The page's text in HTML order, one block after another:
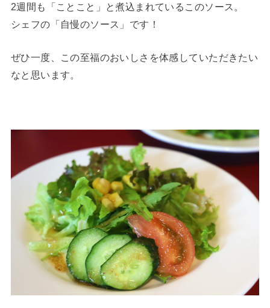
2週間も「ことこと」と煮込まれているこのソース。
シェフの「自慢のソース」です！
ぜひ一度、この至福のおいしさを体感していただきたい
なと思います。